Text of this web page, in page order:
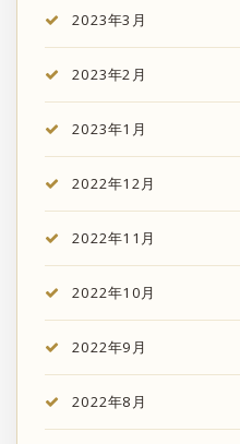
2023年3月
2023年2月
2023年1月
2022年12月
2022年11月
2022年10月
2022年9月
2022年8月